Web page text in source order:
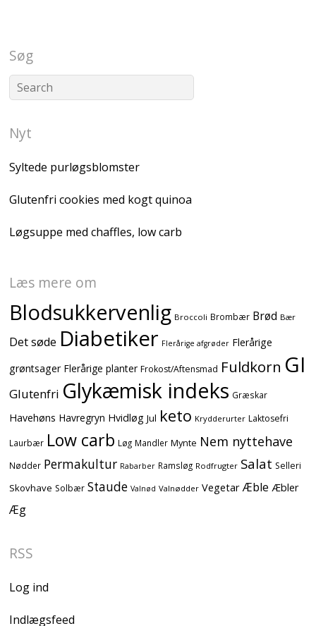
Søg
Nyt
Syltede purløgsblomster
Glutenfri cookies med kogt quinoa
Løgsuppe med chaffles, low carb
Læs mere om
Blodsukkervenlig Broccoli Brombær Brød Bær
Det søde Diabetiker Flerårige afgrøder Flerårige
grøntsager Flerårige planter Frokost/Aftensmad Fuldkorn GI
Glutenfri Glykæmisk indeks Græskar
Havehøns Havregryn Hvidløg Jul keto Krydderurter Laktosefri
Laurbær Low carb Løg Mandler Mynte Nem nyttehave
Nødder Permakultur Rabarber Ramsløg Rodfrugter Salat Selleri
Skovhave Solbær Staude Valnød Valnødder Vegetar Æble Æbler
Æg
RSS
Log ind
Indlægsfeed